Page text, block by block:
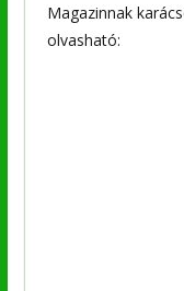
Magazinnak
olvasható: